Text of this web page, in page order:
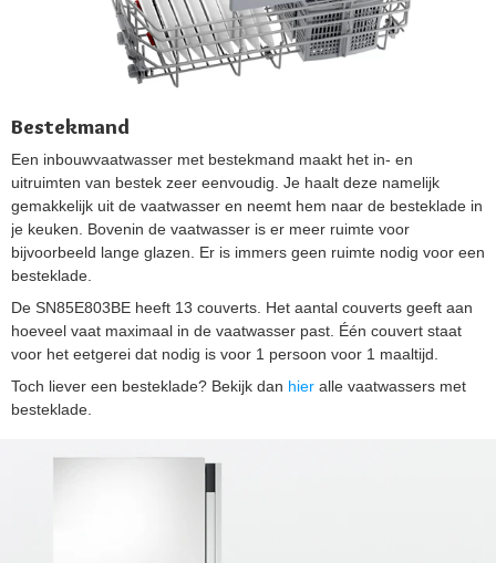
Bestekmand
Een inbouwvaatwasser met bestekmand maakt het in- en
uitruimten van bestek zeer eenvoudig. Je haalt deze namelijk
gemakkelijk uit de vaatwasser en neemt hem naar de besteklade in
je keuken. Bovenin de vaatwasser is er meer ruimte voor
bijvoorbeeld lange glazen. Er is immers geen ruimte nodig voor een
besteklade.
De SN85E803BE heeft 13 couverts. Het aantal couverts geeft aan
hoeveel vaat maximaal in de vaatwasser past. Één couvert staat
voor het eetgerei dat nodig is voor 1 persoon voor 1 maaltijd.
Toch liever een besteklade? Bekijk dan hier alle vaatwassers met
besteklade.